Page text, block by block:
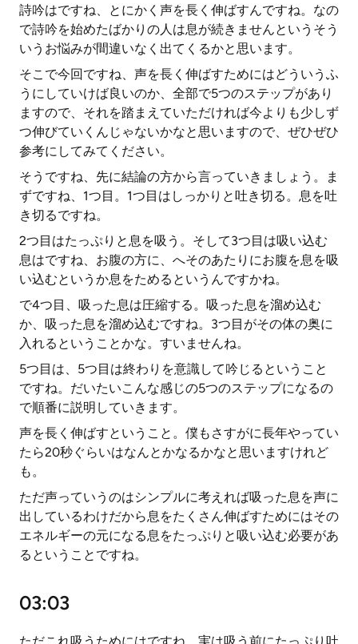
詩吟はですね、とにかく声を長く伸ばすんですね。なの
で詩吟を始めたばかりの人は息が続きませんというそう
いうお悩みが間違いなく出てくるかと思います。
そこで今回ですね、声を長く伸ばすためにはどういうふ
うにしていけば良いのか、全部で5つのステップがあり
ますので、それを踏まえていただければ今よりも少しず
つ伸びていくんじゃないかなと思いますので、ぜひぜひ
参考にしてみてください。
そうですね、先に結論の方から言っていきましょう。ま
ずですね、1つ目。1つ目はしっかりと吐き切る。息を吐
き切るですね。
2つ目はたっぷりと息を吸う。そして3つ目は吸い込む
息はですね、お腹の方に、へそのあたりにお腹を息を吸
い込むというか息をためるというんですかね。
で4つ目、吸った息は圧縮する。吸った息を溜め込む
か、吸った息を溜め込むですね。3つ目がその体の奥に
入れるということかな。すいませんね。
5つ目は、5つ目は終わりを意識して吟じるということ
ですね。だいたいこんな感じの5つのステップになるの
で順番に説明していきます。
声を長く伸ばすということ。僕もさすがに長年やってい
たら20秒ぐらいはなんとかなるかなと思いますけれど
も。
ただ声っていうのはシンプルに考えれば吸った息を声に
出しているわけだから息をたくさん伸ばすためにはその
エネルギーの元になる息をたっぷりと吸い込む必要があ
るということですね。
03:03